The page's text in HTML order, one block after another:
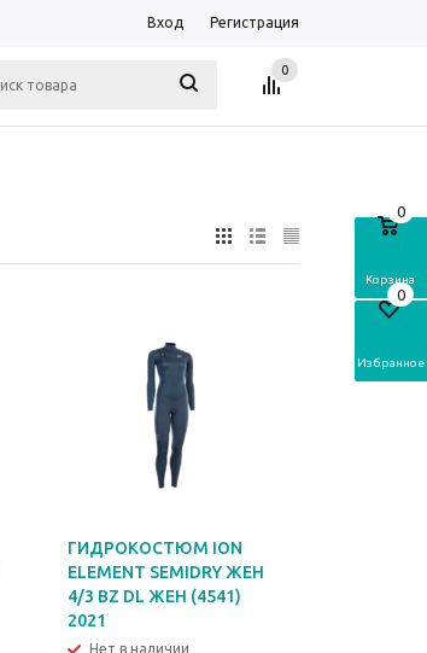
Вход Регистрация
0
0
Корзина
0
Избранное
ГИДРОКОСТЮМ ION
ELEMENT SEMIDRY ЖЕН
4/3 BZ DL ЖЕН (4541)
2021
Нет в наличии